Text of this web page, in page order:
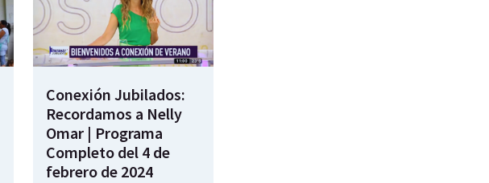
Conexión Jubilados:
Recordamos a Nelly
Omar | Programa
Completo del 4 de
febrero de 2024